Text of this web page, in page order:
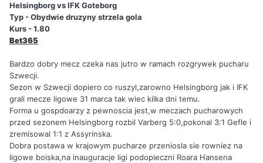
Helsingborg vs IFK Goteborg
Typ - Obydwie druzyny strzela gola
Kurs - 1.80
Bet365
Bardzo dobry mecz czeka nas jutro w ramach rozgrywek pucharu
Szwecji.
Sezon w Szwecji dopiero co ruszyl,zarowno Helsingborg jak i IFK
grali mecze ligowe 31 marca tak wiec kilka dni temu.
Forma u gospdoarzy z pewnoscia jest,w meczach pucharowych
przed sezonem Helsingborg rozbil Varberg 5:0,pokonal 3:1 Gefle i
zremisowal 1:1 z Assyrinska.
Dobra postawa w krajowym pucharze przeniosla sie rowniez na
ligowe boiska,na inauguracje ligi podopieczni Roara Hansena